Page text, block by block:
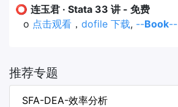
⭕ 连玉君 · Stata 33 讲 - 免费
o 点击观看 ， dofile 下载, --Book--
推荐专题
SFA-DEA-效率分析